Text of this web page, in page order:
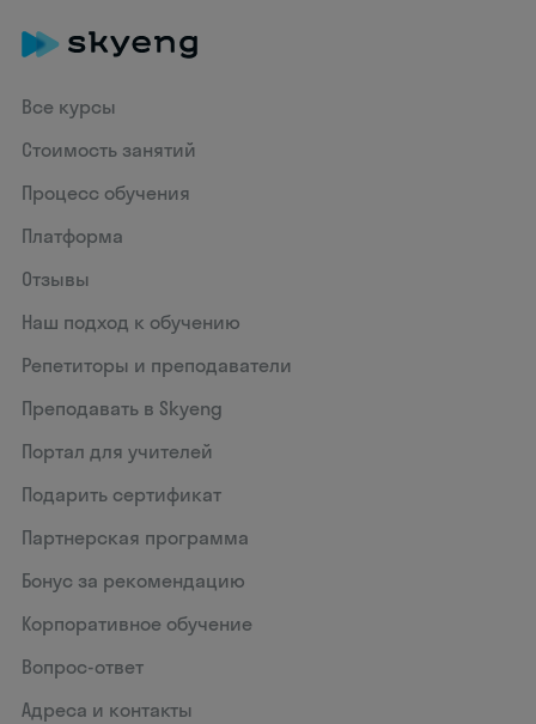
Все курсы
Стоимость занятий
Процесс обучения
Платформа
Отзывы
Наш подход к обучению
Репетиторы и преподаватели
Преподавать в Skyeng
Портал для учителей
Подарить сертификат
Партнерская программа
Бонус за рекомендацию
Корпоративное обучение
Вопрос-ответ
Адреса и контакты